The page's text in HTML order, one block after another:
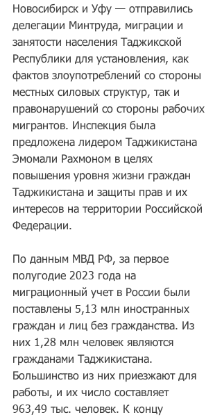
Новосибирск и Уфу — отправились
делегации Минтруда, миграции и
занятости населения Таджикской
Республики для установления, как
фактов злоупотреблений со стороны
местных силовых структур, так и
правонарушений со стороны рабочих
мигрантов. Инспекция была
предложена лидером Таджикистана
Эмомали Рахмоном в целях
повышения уровня жизни граждан
Таджикистана и защиты прав и их
интересов на территории Российской
Федерации.
По данным МВД РФ, за первое
полугодие 2023 года на
миграционный учет в России были
поставлены 5,13 млн иностранных
граждан и лиц без гражданства. Из
них 1,28 млн человек являются
гражданами Таджикистана.
Большинство из них приезжают для
работы, и их число составляет
963,49 тыс. человек. К концу